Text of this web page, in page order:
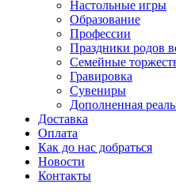
Настольные игры
Образование
Профессии
Праздники родов
Семейные
Гравировка
Сувениры
Дополненная
Доставка
Оплата
Как до нас добраться
Новости
Контакты